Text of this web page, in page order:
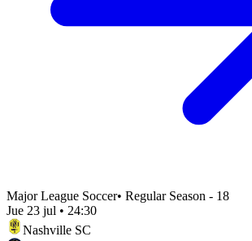
Major League Soccer• Regular Season - 18
Jue 23 jul • 24:30
Nashville SC